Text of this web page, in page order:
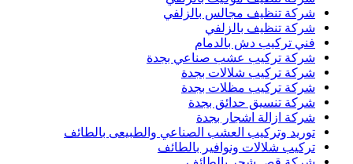
شركة تنظيف مجالس بالزلفي
شركة تنظيف بالزلفي
فني تركيب دش بالدمام
شركة تركيب عشب صناعي بجدة
شركة تركيب شلالات بجدة
شركة تركيب مظلات بجدة
شركة تنسيق حدائق بجدة
شركة ازالة اشجار بجدة
توريد وتركيب العشب الصناعي والطبيعى بالطائف
تركيب شلالات ونوافير بالطائف